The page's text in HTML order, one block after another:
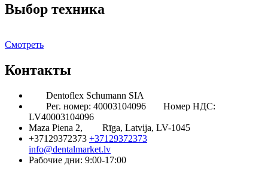
Выбор техника
Смотреть
Контакты
Dentoflex Schumann SIA
Рег. номер: 40003104096
Номер НДС:
LV40003104096
Maza Piena 2,
Rīga, Latvija, LV-1045
+37129372373 +37129372373
info@dentalmarket.lv
Рабочие дни: 9:00-17:00